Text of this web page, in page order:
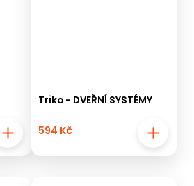
Triko - DVEŘNÍ SYSTÉMY
594 Kč